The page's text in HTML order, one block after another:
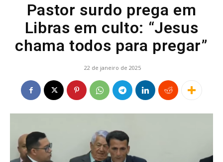
Pastor surdo prega em
Libras em culto: “Jesus
chama todos para pregar”
22 de janeiro de 2025